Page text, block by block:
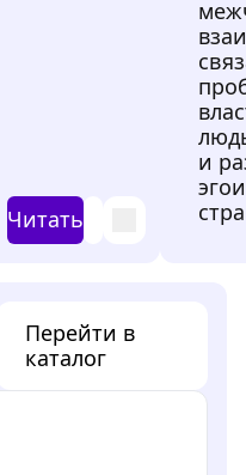
Читать
и
Перейти в
каталог